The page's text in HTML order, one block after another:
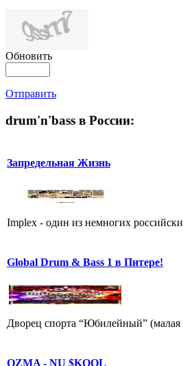
Обновить
Отправить
drum'n'bass в России:
Запредельная Жизнь
Implex - один из немногих
Global Drum & Bass 1 в Питере!
Дворец спорта “Юбилейный” (малая
OZMA - NU $KOOL